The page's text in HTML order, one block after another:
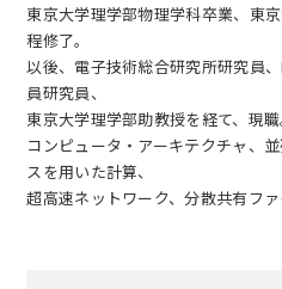
東京大学理学部物理学科卒業、東
程修了。
以後、電子技術総合研究所研究員
員研究員、
東京大学理学部助教授を経て、現職
コンピュータ・アーキテクチャ、
スを用いた計算、
超高速ネットワーク、分散共有ファ